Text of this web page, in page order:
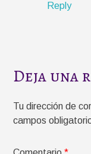
Reply
Deja una
Tu dirección de
campos